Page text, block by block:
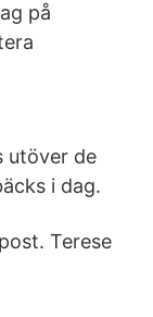
på
utöver de
i dag.
Terese